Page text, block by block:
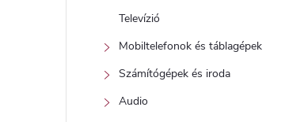
Televízió
Mobiltelefonok és táblagépek
Számítógépek és iroda
Audio